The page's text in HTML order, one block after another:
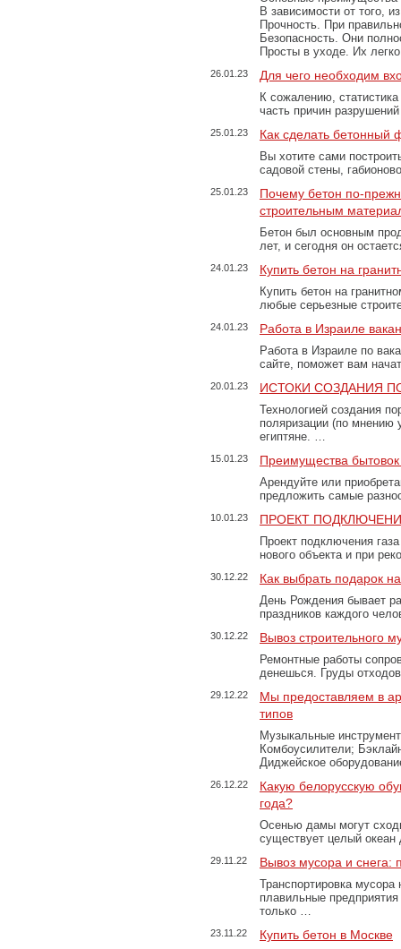
В зависимости от того,
Прочность. При
Безопасность. Они
Просты в уходе. Их
26.01.23 Для чего необходим
К сожалению,
часть причин
25.01.23 Как сделать бетонный
Вы хотите сами
садовой стены,
25.01.23
Почему бетон по-
строительным
Бетон был основным
лет, и сегодня он
24.01.23 Купить бетон на
Купить бетон на
любые серьезные
24.01.23 Работа в Израиле
Работа в Израиле по
сайте, поможет вам
20.01.23 ИСТОКИ СОЗДАНИЯ
Технологией создания
поляризации (по
египтяне. …
15.01.23 Преимущества
Арендуйте или
предложить самые
10.01.23 ПРОЕКТ
Проект подключения
нового объекта и при
30.12.22 Как выбрать подарок
День Рождения бывает
праздников каждого
30.12.22 Вывоз строительного
Ремонтные работы
денешься. Груды
29.12.22
Мы предоставляем в
типов
Музыкальные
Комбоусилители;
Диджейское
26.12.22
Какую белорусскую
года?
Осенью дамы могут
существует целый
29.11.22 Вывоз мусора и
Транспортировка
плавильные
только …
23.11.22 Купить бетон в Москве